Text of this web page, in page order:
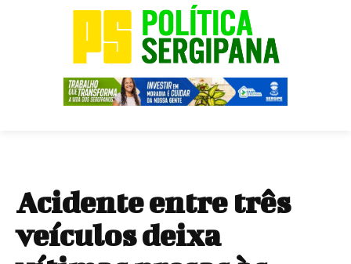
Acidente entre três
veículos deixa